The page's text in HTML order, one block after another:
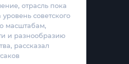
отрасль пока
советского
масштабам,
и разнообразию
рассказал